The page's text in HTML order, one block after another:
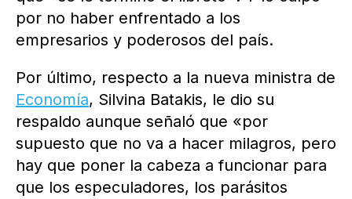
por no haber enfrentado a los
empresarios y poderosos del país.
Por último, respecto a la nueva ministra de
Economía, Silvina Batakis, le dio su
respaldo aunque señaló que «por
supuesto que no va a hacer milagros, pero
hay que poner la cabeza a funcionar para
que los especuladores, los parásitos